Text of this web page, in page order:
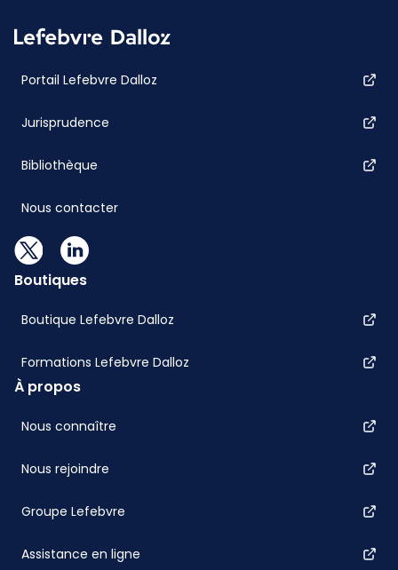
Portail Lefebvre Dalloz
Jurisprudence
Bibliothèque
Nous contacter
Boutiques
Boutique Lefebvre Dalloz
Formations Lefebvre Dalloz
À propos
Nous connaître
Nous rejoindre
Groupe Lefebvre
Assistance en ligne